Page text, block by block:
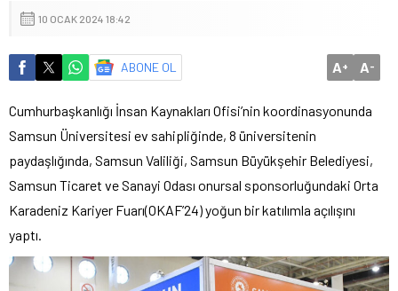
10 OCAK 2024 18:42
ABONE OL A+ A-
Cumhurbaşkanlığı İnsan Kaynakları Ofisi’nin koordinasyonunda
Samsun Üniversitesi ev sahipliğinde, 8 üniversitenin
paydaşlığında, Samsun Valiliği, Samsun Büyükşehir Belediyesi,
Samsun Ticaret ve Sanayi Odası onursal sponsorluğundaki Orta
Karadeniz Kariyer Fuarı(OKAF’24) yoğun bir katılımla açılışını
yaptı.